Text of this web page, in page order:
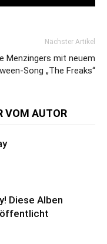
Nächster Artikel
Menzingers mit neuem
Song „The Freaks“
VOM AUTOR
Diese Alben